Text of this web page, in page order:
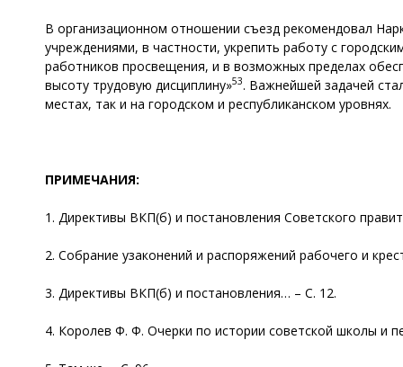
В организационном отношении съезд рекомендовал
учреждениями, в частности, укрепить работу с
работников просвещения, и в возможных пределах
высоту трудовую дисциплину»53. Важнейшей задачей
местах, так и на городском и республиканском уровнях.
ПРИМЕЧАНИЯ:
1. Директивы ВКП(б) и постановления Советского
2. Собрание узаконений и распоряжений рабочего и
3. Директивы ВКП(б) и постановления… – С. 12.
4. Королев Ф. Ф. Очерки по истории советской школы и